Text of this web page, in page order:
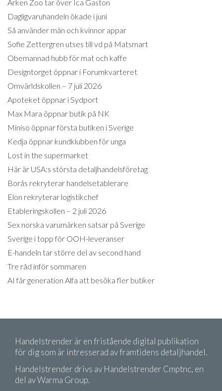
Arken Zoo tar över Ica Gaston
Dagligvaruhandeln ökade i juni
Så använder män och kvinnor appar
Sofie Zettergren utses till vd på Matsmart
Obemannad hubb för mat och kaffe
Designtorget öppnar i Forumkvarteret
Omvärldskollen – 7 juli 2026
Apoteket öppnar i Sydport
Max Mara öppnar butik på NK
Miniso öppnar första butiken i Sverige
Kedja öppnar kundklubben för unga
Lost in the supermarket
Här är USA:s största detaljhandelsföretag
Borås rekryterar handelsetablerare
Elon rekryterar logistikchef
Etableringskollen – 2 juli 2026
Sex norska varumärken satsar på Sverige
Sverige i topp för OOH-leveranser
E-handeln tar större del av second hand
Tre råd inför sommaren
AI får generation Alfa att besöka fler butiker
Handelstrender är en fristående digital publikation
för dig som är intresserad av framtidens detaljhandel.
Handelstrender drivs av Handelstrender Cmptnc, en
del av Warma Group.